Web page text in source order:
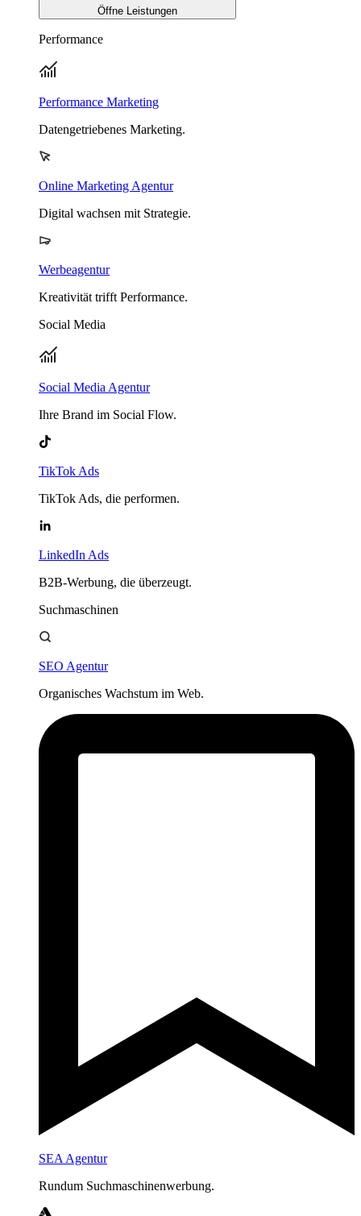
Öffne Leistungen
Performance
Performance Marketing
Datengetriebenes Marketing.
Online Marketing Agentur
Digital wachsen mit Strategie.
Werbeagentur
Kreativität trifft Performance.
Social Media
Social Media Agentur
Ihre Brand im Social Flow.
TikTok Ads
TikTok Ads, die performen.
LinkedIn Ads
B2B-Werbung, die überzeugt.
Suchmaschinen
SEO Agentur
Organisches Wachstum im Web.
SEA Agentur
Rundum Suchmaschinenwerbung.